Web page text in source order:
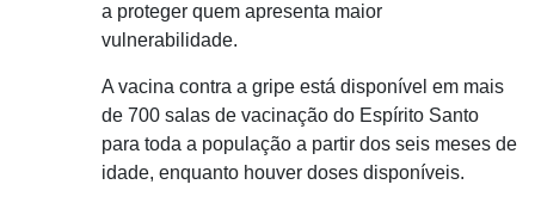
a proteger quem apresenta maior
vulnerabilidade.
A vacina contra a gripe está disponível em mais
de 700 salas de vacinação do Espírito Santo
para toda a população a partir dos seis meses de
idade, enquanto houver doses disponíveis.